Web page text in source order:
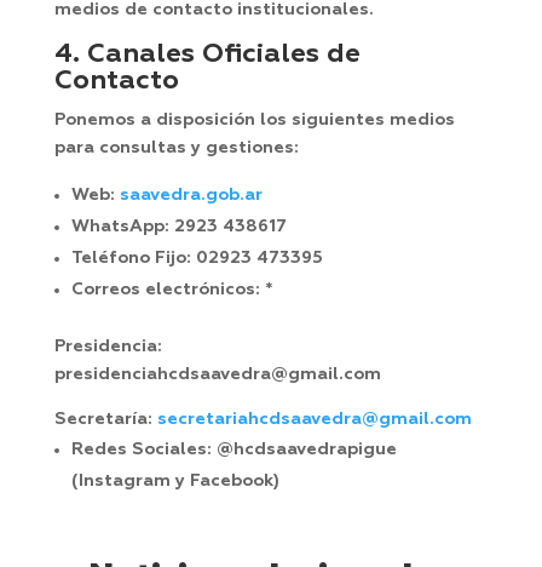
medios de contacto institucionales.
4. Canales Oficiales de
Contacto
Ponemos a disposición los siguientes medios
para consultas y gestiones:
Web: saavedra.gob.ar
WhatsApp: 2923 438617
Teléfono Fijo: 02923 473395
Correos electrónicos: *
Presidencia:
presidenciahcdsaavedra@gmail.com
Secretaría: secretariahcdsaavedra@gmail.com
Redes Sociales: @hcdsaavedrapigue
(Instagram y Facebook)